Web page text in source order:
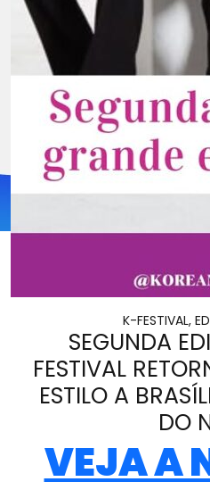
K-FESTIVAL,
SEGUNDA
FESTIVAL
ESTILO A
DO
VEJA A